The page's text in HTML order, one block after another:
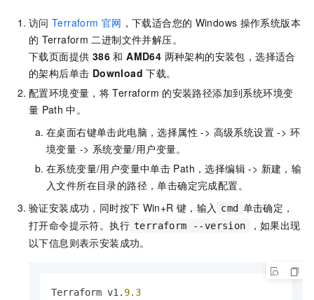
访问 Terraform 官网 ，下载适合您的 Windows 操作系统版本
的 Terraform 二进制文件并解压。
下载页面提供 386 和AMD64 两种架构的安装包，选择适合
的架构后单击 Download 下载。
配置环境变量，将 Terraform 的安装路径添加到系统环境变
量 Path 中。
在桌面右键单击此电脑，选择属性 -> 高级系统设置 -> 环
境变量 -> 系统变量/用户变量。
在系统变量/用户变量中单击 Path，选择编辑 -> 新建，输
入文件所在目录的路径，单击确定完成配置。
验证安装成功，同时按下 Win+R 键 ，输入 cmd 单击确定，
打开命令提示符。执行 terraform --version
，如果出现
以下信息则表示安装成功。
Terraform v1. 9.3